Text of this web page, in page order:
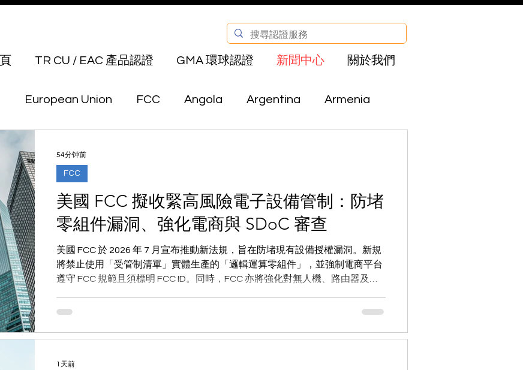
TR CU / EAC 產品認證 GMA 環球認證 新聞中心 關於我們
European Union FCC Angola Argentina Armenia
Chile China Colombia ECHA Egypt
Hong Kong Indonesia Israel Iraq
美國 FCC 擬收緊高風險電子設備管制：防堵
零組件漏洞、強化電商與 SDoC 審查
美國 FCC 於 2026 年 7 月宣布推動新法規，旨在防堵現有設備授權漏洞。新規
將禁止使用「受管制清單」實體生產的「邏輯運算零組件」，並強制電商平台
遵守 FCC 規範且須標明 FCC ID。同時，FCC 亦將強化對無人機、路由器及
FCC
54分钟前
1天前